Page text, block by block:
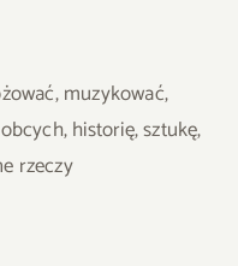
muzykować,
historię, sztukę,
rzeczy